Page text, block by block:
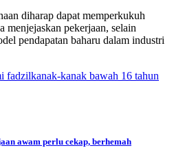
diharap dapat memperkukuh
menjejaskan pekerjaan, selain
pendapatan baharu dalam industri
fadzilkanak-kanak bawah 16 tahun
awam perlu cekap, berhemah